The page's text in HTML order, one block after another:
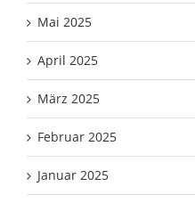
Mai 2025
April 2025
März 2025
Februar 2025
Januar 2025